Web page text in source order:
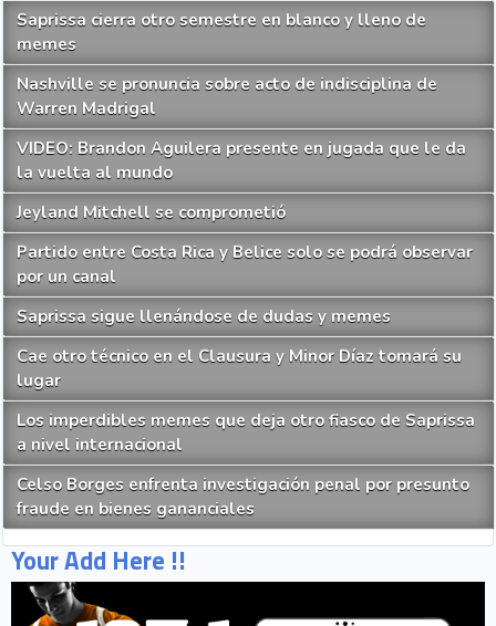
Saprissa cierra otro semestre en blanco y lleno de
memes
Nashville se pronuncia sobre acto de indisciplina de
Warren Madrigal
VIDEO: Brandon Aguilera presente en jugada que le da
la vuelta al mundo
Jeyland Mitchell se comprometió
Partido entre Costa Rica y Belice solo se podrá observar
por un canal
Saprissa sigue llenándose de dudas y memes
Cae otro técnico en el Clausura y Minor Díaz tomará su
lugar
Los imperdibles memes que deja otro fiasco de Saprissa
a nivel internacional
Celso Borges enfrenta investigación penal por presunto
fraude en bienes gananciales
Your Add Here !!